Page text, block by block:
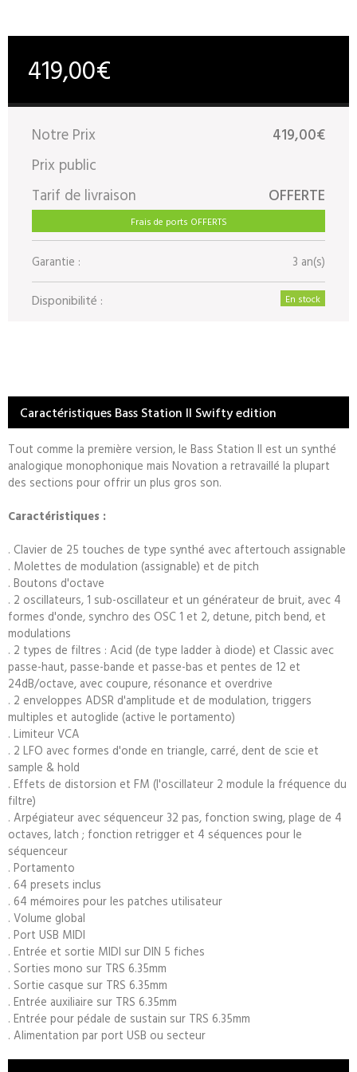
419,00€
Notre Prix
419,00€
Prix public
Tarif de livraison
OFFERTE
Frais de ports OFFERTS
Garantie : 3 an(s)
Disponibilité : En stock
Caractéristiques Bass Station II Swifty edition
Tout comme la première version, le Bass Station II est un synthé
analogique monophonique mais Novation a retravaillé la plupart
des sections pour offrir un plus gros son.
Caractéristiques :
. Clavier de 25 touches de type synthé avec aftertouch assignable
. Molettes de modulation (assignable) et de pitch
. Boutons d'octave
. 2 oscillateurs, 1 sub-oscillateur et un générateur de bruit, avec 4
formes d'onde, synchro des OSC 1 et 2, detune, pitch bend, et
modulations
. 2 types de filtres : Acid (de type ladder à diode) et Classic avec
passe-haut, passe-bande et passe-bas et pentes de 12 et
24dB/octave, avec coupure, résonance et overdrive
. 2 enveloppes ADSR d'amplitude et de modulation, triggers
multiples et autoglide (active le portamento)
. Limiteur VCA
. 2 LFO avec formes d'onde en triangle, carré, dent de scie et
sample & hold
. Effets de distorsion et FM (l'oscillateur 2 module la fréquence du
filtre)
. Arpégiateur avec séquenceur 32 pas, fonction swing, plage de 4
octaves, latch ; fonction retrigger et 4 séquences pour le
séquenceur
. Portamento
. 64 presets inclus
. 64 mémoires pour les patches utilisateur
. Volume global
. Port USB MIDI
. Entrée et sortie MIDI sur DIN 5 fiches
. Sorties mono sur TRS 6.35mm
. Sortie casque sur TRS 6.35mm
. Entrée auxiliaire sur TRS 6.35mm
. Entrée pour pédale de sustain sur TRS 6.35mm
. Alimentation par port USB ou secteur